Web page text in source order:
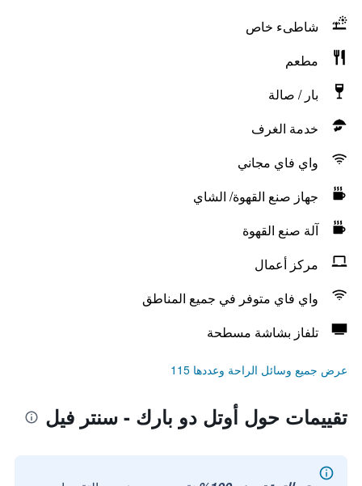
شاطىء خاص
مطعم
بار / صالة
خدمة الغرف
واي فاي مجاني
جهاز صنع القهوة/ الشاي
آلة صنع القهوة
مركز أعمال
واي فاي متوفر في جميع المناطق
تلفاز بشاشة مسطحة
عرض جميع وسائل الراحة وعددها 115
تقييمات حول أوتل دو بارك - سنتر فيل